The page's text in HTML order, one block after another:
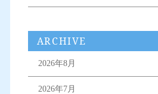
ARCHIVE
2026年8月
2026年7月